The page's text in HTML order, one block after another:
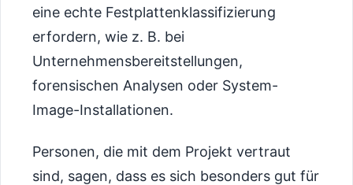
eine echte Festplattenklassifizierung
erfordern, wie z. B. bei
Unternehmensbereitstellungen,
forensischen Analysen oder System-
Image-Installationen.
Personen, die mit dem Projekt vertraut
sind, sagen, dass es sich besonders gut für